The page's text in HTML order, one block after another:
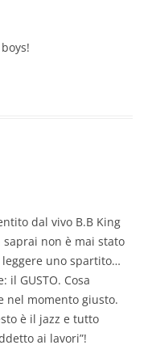
dal vivo B.B King
saprai non è mai stato
uno spartito…
il GUSTO. Cosa
nel momento giusto.
è il jazz e tutto
ai lavori”!